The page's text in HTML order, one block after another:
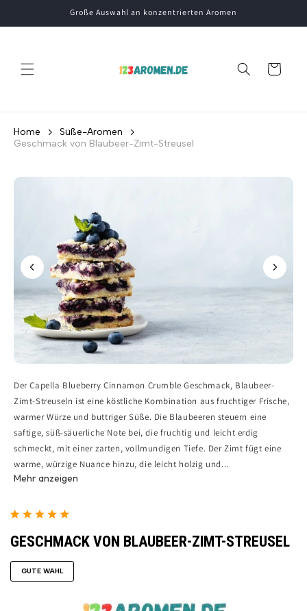
Inhalt
Große Auswahl an konzentrierten Aromen
Warenkorb
Home
Süße-Aromen
Geschmack von Blaubeer-Zimt-Streusel
Der Capella Blueberry Cinnamon Crumble Geschmack, Blaubeer-
Zimt-Streuseln ist eine köstliche Kombination aus fruchtiger Frische,
warmer Würze und buttriger Süße. Die Blaubeeren steuern eine
saftige, süß-säuerliche Note bei, die fruchtig und leicht erdig
schmeckt, mit einer zarten, vollmundigen Tiefe. Der Zimt fügt eine
warme, würzige Nuance hinzu, die leicht holzig und...
Mehr anzeigen
GESCHMACK VON BLAUBEER-ZIMT-STREUSEL
GUTE WAHL